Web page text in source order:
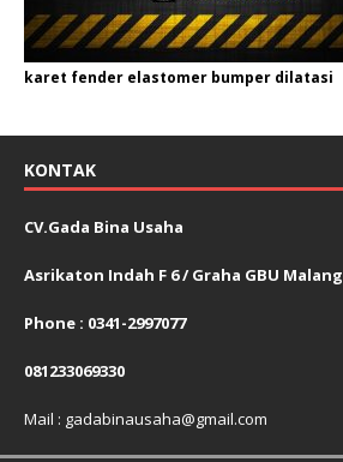
karet fender elastomer bumper dilatasi
KONTAK
CV.Gada Bina Usaha
Asrikaton Indah F 6 / Graha GBU Malang
Phone : 0341-2997077
081233069330
Mail : gadabinausaha@gmail.com